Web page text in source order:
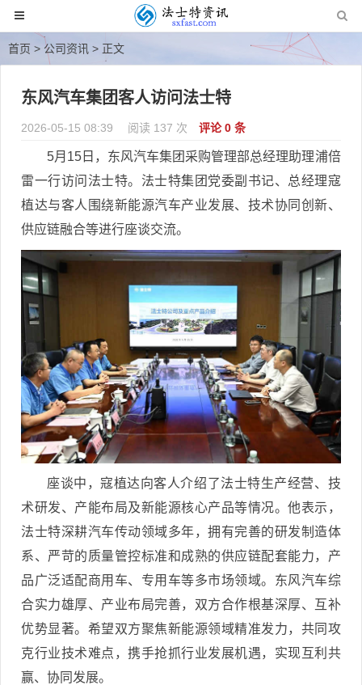
首页 > 公司资讯 > 正文
东风汽车集团客人访问法士特
2026-05-15 08:39 阅读 137 次 评论 0 条
5月15日，东风汽车集团采购管理部总经理助理浦倍
雷一行访问法士特。法士特集团党委副书记、总经理寇
植达与客人围绕新能源汽车产业发展、技术协同创新、
供应链融合等进行座谈交流。
座谈中，寇植达向客人介绍了法士特生产经营、技
术研发、产能布局及新能源核心产品等情况。他表示，
法士特深耕汽车传动领域多年，拥有完善的研发制造体
系、严苛的质量管控标准和成熟的供应链配套能力，产
品广泛适配商用车、专用车等多市场领域。东风汽车综
合实力雄厚、产业布局完善，双方合作根基深厚、互补
优势显著。希望双方聚焦新能源领域精准发力，共同攻
克行业技术难点，携手抢抓行业发展机遇，实现互利共
赢、协同发展。